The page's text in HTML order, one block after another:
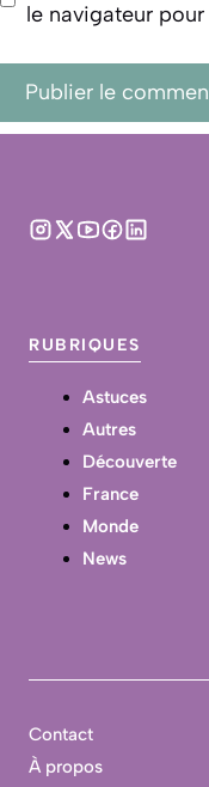
le navigateur
RUBRIQUES
Astuces
Autres
Découverte
France
Monde
News
Contact
À propos